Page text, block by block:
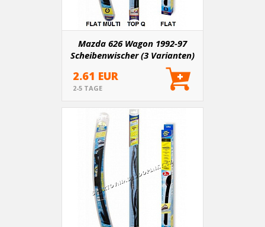
Mazda 626 Wagon 1992-97
Scheibenwischer (3 Varianten)
2.61 EUR
2-5 TAGE